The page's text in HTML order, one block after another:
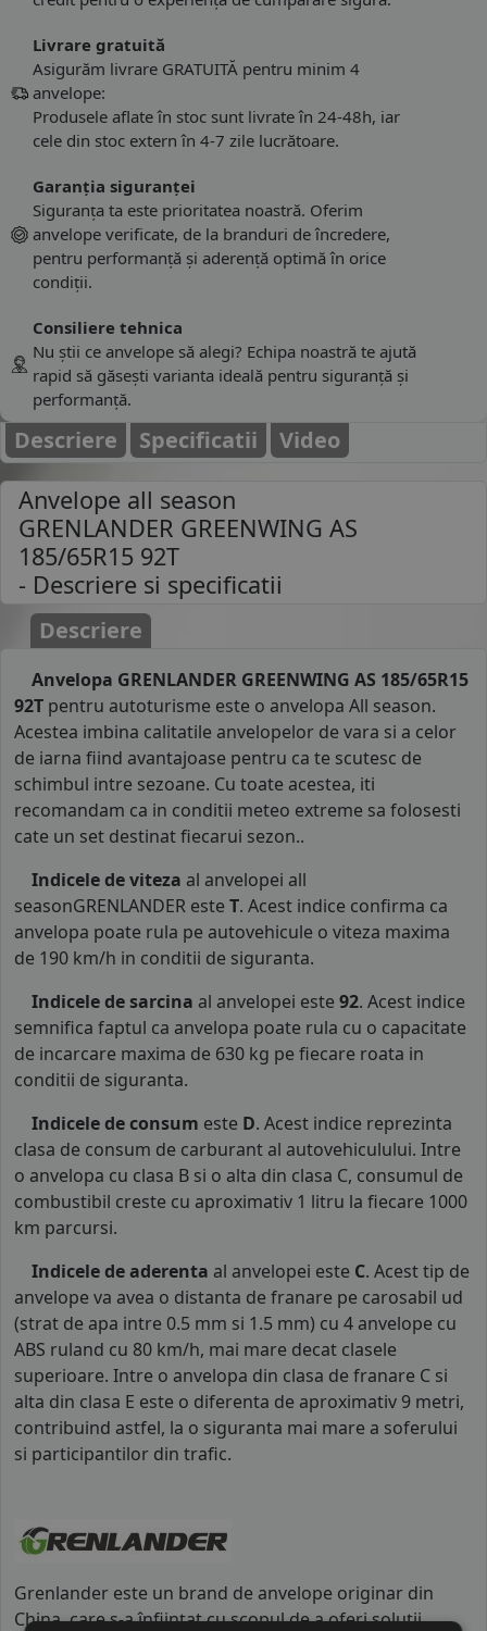
Livrare gratuită
Asigurăm livrare GRATUITĂ pentru minim 4
anvelope:
Produsele aflate în stoc sunt livrate în 24-48h, iar
cele din stoc extern în 4-7 zile lucrătoare.
Garanția siguranței
Siguranța ta este prioritatea noastră. Oferim
anvelope verificate, de la branduri de încredere,
pentru performanță și aderență optimă în orice
condiții.
Consiliere tehnica
Nu știi ce anvelope să alegi? Echipa noastră te ajută
rapid să găsești varianta ideală pentru siguranță și
performanță.
Descriere Specificatii Video
Anvelope all season
GRENLANDER GREENWING AS
185/65R15 92T
- Descriere si specificatii
Descriere
Anvelopa GRENLANDER GREENWING AS 185/65R15
92T pentru autoturisme este o anvelopa All season.
Acestea imbina calitatile anvelopelor de vara si a celor
de iarna fiind avantajoase pentru ca te scutesc de
schimbul intre sezoane. Cu toate acestea, iti
recomandam ca in conditii meteo extreme sa folosesti
cate un set destinat fiecarui sezon..
Indicele de viteza al anvelopei all
seasonGRENLANDER este T. Acest indice confirma ca
anvelopa poate rula pe autovehicule o viteza maxima
de 190 km/h in conditii de siguranta.
Indicele de sarcina al anvelopei este 92. Acest indice
semnifica faptul ca anvelopa poate rula cu o capacitate
de incarcare maxima de 630 kg pe fiecare roata in
conditii de siguranta.
Indicele de consum este D. Acest indice reprezinta
clasa de consum de carburant al autovehiculului. Intre
o anvelopa cu clasa B si o alta din clasa C, consumul de
combustibil creste cu aproximativ 1 litru la fiecare 1000
km parcursi.
Indicele de aderenta al anvelopei este C. Acest tip de
anvelope va avea o distanta de franare pe carosabil ud
(strat de apa intre 0.5 mm si 1.5 mm) cu 4 anvelope cu
ABS ruland cu 80 km/h, mai mare decat clasele
superioare. Intre o anvelopa din clasa de franare C si
alta din clasa E este o diferenta de aproximativ 9 metri,
contribuind astfel, la o siguranta mai mare a soferului
si participantilor din trafic.
Grenlander este un brand de anvelope originar din
China, care s-a înființat cu scopul de a oferi soluții